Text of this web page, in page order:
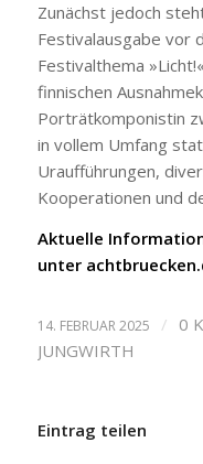
Zunächst jedoch
Festivalausgabe vor
Festivalthema
finnischen
Porträtkomponistin
in vollem Umfang
Uraufführungen,
Kooperationen und
Aktuelle
unter
14. FEBRUAR 2025 / 0
JUNGWIRTH
Eintrag teilen